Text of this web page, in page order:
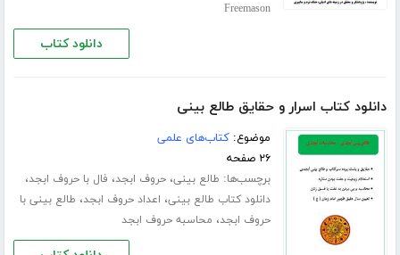
Freemason
دانلود کتاب
دانلود کتاب اسرار و حقایق طالع بینی
موضوع:کتاب‌های علمی
۲۶ صفحه
برچسب‌ها: طالع بینی،حروف ابجد، فال با حروف ابجد،
دانلود کتاب طالع بینی، اعداد حروف ابجد، طالع بینی با
حروف ابجد، محاسبه حروف ابجد